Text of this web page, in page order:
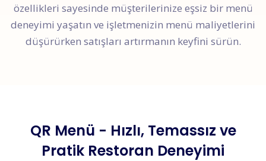
özellikleri sayesinde müşterilerinize eşsiz bir menü
deneyimi yaşatın ve işletmenizin menü maliyetlerini
düşürürken satışları artırmanın keyfini sürün.
QR Menü - Hızlı, Temassız ve
Pratik Restoran Deneyimi